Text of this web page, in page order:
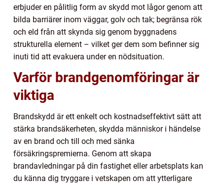
erbjuder en pålitlig form av skydd mot lågor genom att
bilda barriärer inom väggar, golv och tak; begränsa rök
och eld från att skynda sig genom byggnadens
strukturella element – vilket ger dem som befinner sig
inuti tid att evakuera under en nödsituation.
Varför brandgenomföringar är
viktiga
Brandskydd är ett enkelt och kostnadseffektivt sätt att
stärka brandsäkerheten, skydda människor i händelse
av en brand och till och med sänka
försäkringspremierna. Genom att skapa
brandavledningar på din fastighet eller arbetsplats kan
du känna dig tryggare i vetskapen om att ytterligare